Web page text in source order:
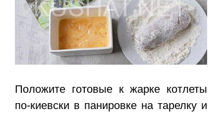
Положите готовые к жарке котлеты
по-киевски в панировке на тарелку и